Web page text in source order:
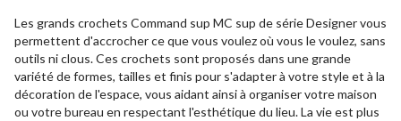
Les grands crochets Command sup MC sup de série Designer vous
permettent d'accrocher ce que vous voulez où vous le voulez, sans
outils ni clous. Ces crochets sont proposés dans une grande
variété de formes, tailles et finis pour s'adapter à votre style et à la
décoration de l'espace, vous aidant ainsi à organiser votre maison
ou votre bureau en respectant l'esthétique du lieu. La vie est plus